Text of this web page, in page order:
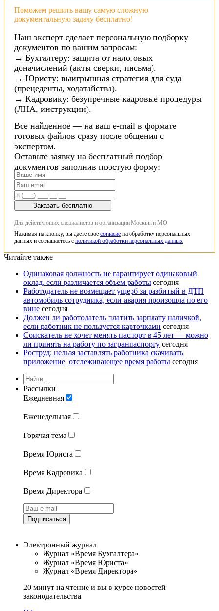
Поможем решить вашу самую сложную
документальную задачу бесплатно!
Наш эксперт сделает персональную подборку
документов по вашим запросам:
→ Бухгалтеру: защита от налоговых
доначислений (акты сверки, письма).
→ Юристу: выигрышная стратегия для суда
(прецеденты, ходатайства).
→ Кадровику: безупречные кадровые процедуры
(ЛНА, инструкции).
Все найденное — на ваш e-mail в формате
готовых файлов сразу после общения с
экспертом.
Оставьте заявку на бесплатный подбор
документов заполнив простую форму:
Заказать бесплатно
Для действующих специалистов и организации Москвы и МО
Нажимая на кнопку, вы даете свое согласие на обработку персональных
данных и соглашаетесь с политикой обработки персональных данных
Читайте также
Одинаковая должность не гарантирует одинаковый
оклад, если различается объем работы сегодня
Работодатель не возмещает ущерб за разбитый в ДТП
автомобиль сотрудника, если авария произошла по его
вине сегодня
Должен ли работодатель платить зарплату наличкой,
если работник не пользуется карточками сегодня
Соискатель не хочет менять паспорт в 45 лет — можно
ли принять на работу по загранпаспорту сегодня
Роструд: нельзя заставлять работника скачивать
приложение, отслеживающее время работы сегодня
Рассылки
Ежедневная
Еженедельная
Горячая тема
Время Юриста
Время Кадровика
Время Директора
Подписаться
Электронный журнал
Журнал «Время Бухгалтера»
Журнал «Время Юриста»
Журнал «Время Директора»
20 минут на чтение и вы в курсе новостей
законодательства